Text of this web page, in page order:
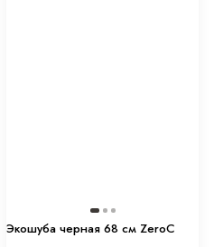
Экошуба черная 68 см ZeroC